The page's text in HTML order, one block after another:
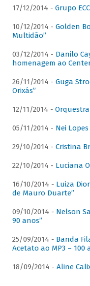
17/12/2014 - Grupo
10/12/2014 - Golden
Multidão”
03/12/2014 - Danilo
homenagem ao
26/11/2014 - Guga
Orixás”
12/11/2014 -
05/11/2014 - Nei
29/10/2014 - Cristina
22/10/2014 - Luciana
16/10/2014 - Luiza
de Mauro Duarte”
09/10/2014 - Nelson
90 anos”
25/09/2014 - Banda
Acetato ao MP3 – 100
18/09/2014 - Aline